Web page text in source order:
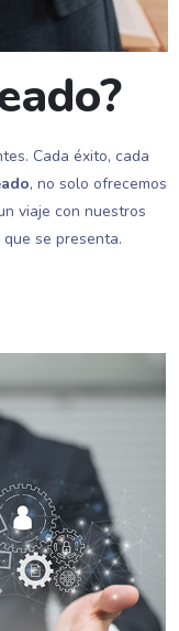
Cada éxito, cada
, no solo ofrecemos
viaje con nuestros
se presenta.